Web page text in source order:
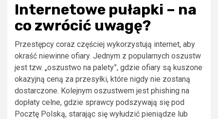
Internetowe pułapki – na
co zwrócić uwagę?
Przestępcy coraz częściej wykorzystują internet, aby
okraść niewinne ofiary. Jednym z popularnych oszustw
jest tzw. „oszustwo na palety”, gdzie ofiary są kuszone
okazyjną ceną za przesyłki, które nigdy nie zostaną
dostarczone. Kolejnym oszustwem jest phishing na
dopłaty celne, gdzie sprawcy podszywają się pod
Pocztę Polską, starając się wyłudzić pieniądze lub